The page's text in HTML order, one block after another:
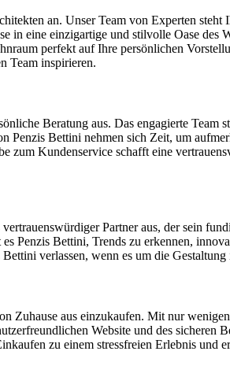
an. Unser Team von Experten
eine einzigartige und stilvolle Oase
perfekt auf Ihre persönlichen
Team inspirieren.
Beratung aus. Das engagierte
Bettini nehmen sich Zeit, um
Kundenservice schafft eine
Partner aus, der sein
Penzis Bettini, Trends zu erkennen,
verlassen, wenn es um die Gestaltung
Zuhause aus einzukaufen. Mit nur
Website und des sicheren
zu einem stressfreien Erlebnis